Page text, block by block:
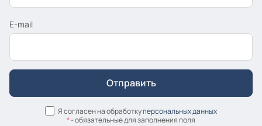
E-mail
Я согласен на обработкуперсональных данных
*- обязательные для заполнения поля